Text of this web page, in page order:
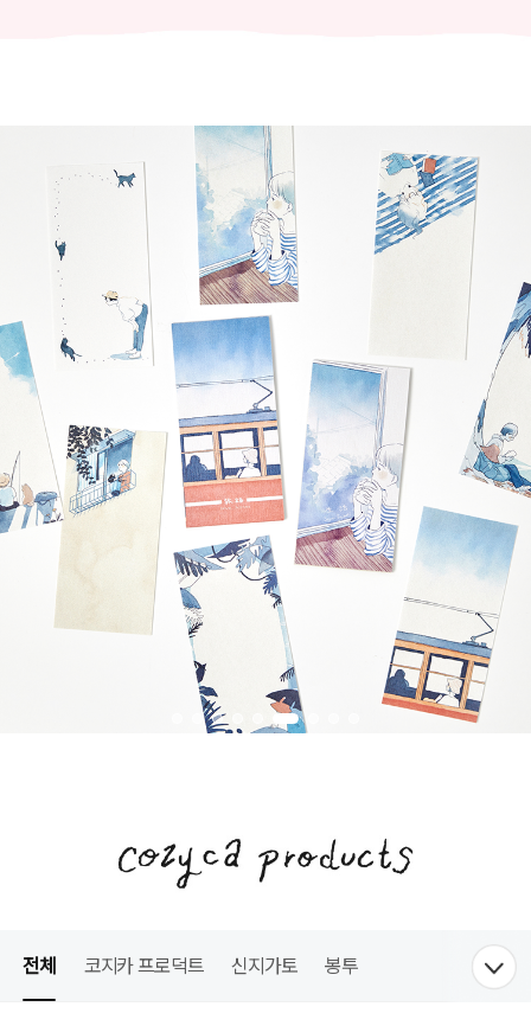
전체 코지카 프로덕트 신지가토 봉투